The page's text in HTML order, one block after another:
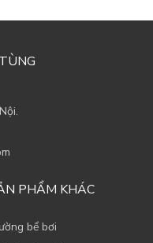
PHẨM KHÁC
bể bơi